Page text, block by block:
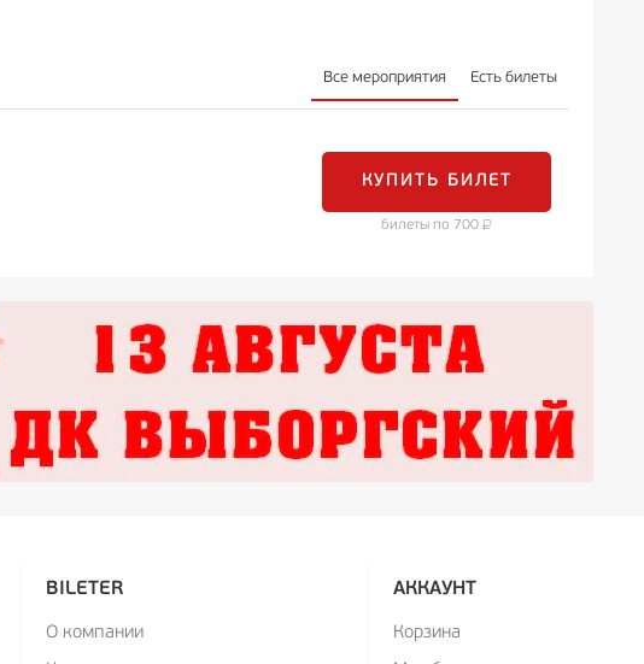
Все мероприятия Есть билеты
КУПИТЬ БИЛЕТ
билеты по 700
BILETER
О компании
АККАУНТ
Корзина